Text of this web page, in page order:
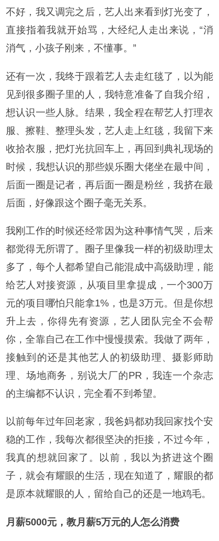
不好，我又调完之后，艺人出来看到灯光变了，
直接指着我就开始骂，大经纪人走出来说，“消
消气，小孩子刚来，不懂事。”
还有一次，我终于跟着艺人去走红毯了，以为能
见到很多圈子里的人，我特意准备了自我介绍，
想认识一些人脉。结果，我全程在帮艺人打理衣
服、擦鞋、整理头发，艺人走上红毯，我留下来
收拾衣服，把灯光抗回车上，再回到典礼现场的
时候，我想认识的那些娱乐圈大佬坐在最中间，
后面一圈是记者，再后面一圈是粉丝，我挤在最
后面，好像跟这个圈子毫无关系。
我刚工作的时候还经常因为这种事情气哭，后来
都觉得无所谓了。圈子里像我一样的初级助理太
多了，每个人都希望自己能混成中高级助理，能
给艺人对接资源，从项目里拿提成，一个300万
元的项目哪怕只能拿1%，也是3万元。但是你想
升上去，你得先有资源，艺人团队完全不会帮
你，全靠自己在工作中慢慢摸索。我做了两年，
接触到的还是其他艺人的初级助理、摄影师助
理、场地商务，别说大厂的PR，我连一个杂志
的主编都不认识，完全看不到希望。
以前每年过年回老家，我爸妈都劝我回家找个安
稳的工作，我每次都很坚决的拒接，不过今年，
我真的想就回家了。以前，我以为挤进这个圈
子，就会有耀眼的生活，现在知道了，耀眼的都
是原本就耀眼的人，留给自己的还是一地鸡毛。
月薪5000元，教月薪5万元的人怎么消费